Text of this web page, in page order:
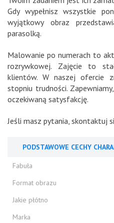
Gdy wypełnisz wszystkie
wyjątkowy obraz
parasolką.
Malowanie po numerach to
rozrywkowej. Zajęcie to
klientów. W naszej ofercie
stopniu trudności.
oczekiwaną satysfakcję.
Jeśli masz pytania, skontaktuj
PODSTAWOWE CECHY
Fabuła
Format obrazu
Jakie płótno
Marka